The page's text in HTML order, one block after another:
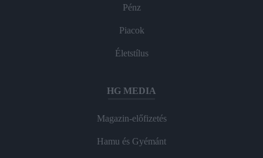
Pénz
Piacok
Életstílus
HG MEDIA
Magazin-előfizetés
Hamu és Gyémánt